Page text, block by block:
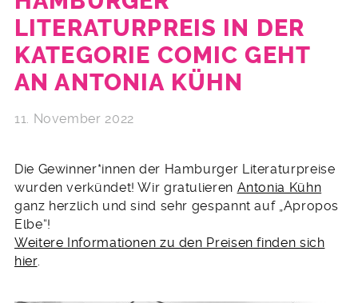
LITERATURPREIS IN DER
KATEGORIE COMIC GEHT
AN ANTONIA KÜHN
11. November 2022
Die Gewinner*innen der Hamburger Literaturpreise
wurden verkündet! Wir gratulieren Antonia Kühn
ganz herzlich und sind sehr gespannt auf „Apropos
Elbe“!
Weitere Informationen zu den Preisen finden sich
hier.